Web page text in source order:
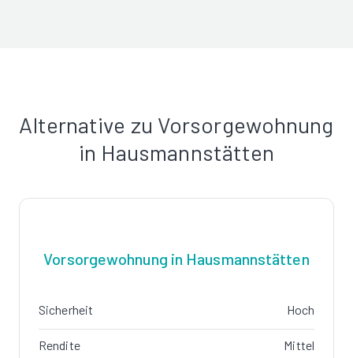
Alternative zu Vorsorgewohnung
in Hausmannstätten
Vorsorgewohnung in Hausmannstätten
Sicherheit Hoch
Rendite Mittel